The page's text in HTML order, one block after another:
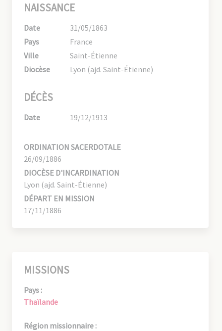
NAISSANCE
Date
31/05/1863
Pays
France
Ville
Saint-Étienne
Diocèse
Lyon (ajd. Saint-Étienne)
DÉCÈS
Date 19/12/1913
ORDINATION SACERDOTALE
26/09/1886
DIOCÈSE D'INCARDINATION
Lyon (ajd. Saint-Étienne)
DÉPART EN MISSION
17/11/1886
MISSIONS
Pays :
Thaïlande
Région missionnaire :